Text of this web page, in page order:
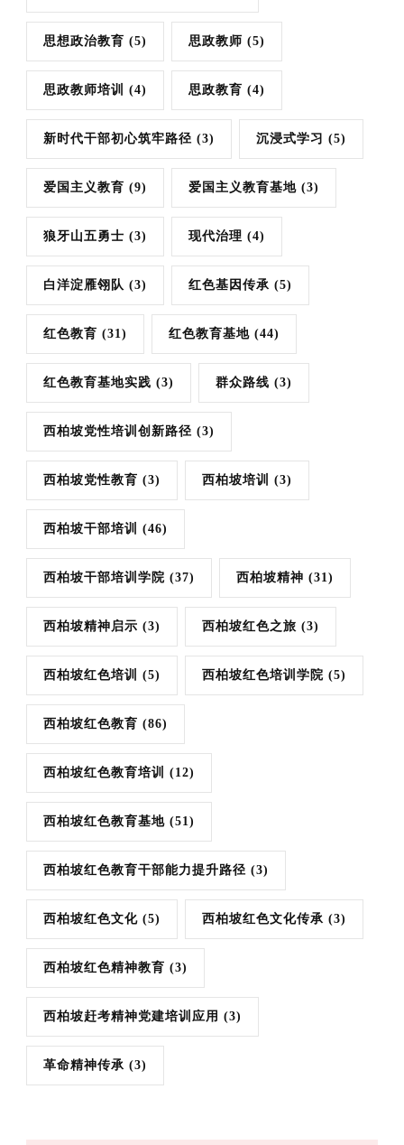
思想政治教育 (5) 思政教师 (5)
思政教师培训 (4) 思政教育 (4)
新时代干部初心筑牢路径 (3) 沉浸式学习 (5)
爱国主义教育 (9) 爱国主义教育基地 (3)
狼牙山五勇士 (3) 现代治理 (4)
白洋淀雁翎队 (3) 红色基因传承 (5)
红色教育 (31) 红色教育基地 (44)
红色教育基地实践 (3) 群众路线 (3)
西柏坡党性培训创新路径 (3)
西柏坡党性教育 (3) 西柏坡培训 (3)
西柏坡干部培训 (46)
西柏坡干部培训学院 (37) 西柏坡精神 (31)
西柏坡精神启示 (3) 西柏坡红色之旅 (3)
西柏坡红色培训 (5) 西柏坡红色培训学院 (5)
西柏坡红色教育 (86)
西柏坡红色教育培训 (12)
西柏坡红色教育基地 (51)
西柏坡红色教育干部能力提升路径 (3)
西柏坡红色文化 (5) 西柏坡红色文化传承 (3)
西柏坡红色精神教育 (3)
西柏坡赶考精神党建培训应用 (3)
革命精神传承 (3)